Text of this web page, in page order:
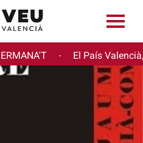
· El País